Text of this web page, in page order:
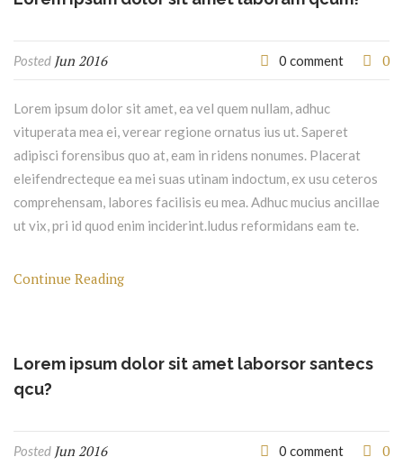
Posted Jun 2016 0 comment 0
Lorem ipsum dolor sit amet, ea vel quem nullam, adhuc
vituperata mea ei, verear regione ornatus ius ut. Saperet
adipisci forensibus quo at, eam in ridens nonumes. Placerat
eleifendrecteque ea mei suas utinam indoctum, ex usu ceteros
comprehensam, labores facilisis eu mea. Adhuc mucius ancillae
ut vix, pri id quod enim inciderint.ludus reformidans eam te.
Continue Reading
Lorem ipsum dolor sit amet laborsor santecs
qcu?
Posted Jun 2016 0 comment 0